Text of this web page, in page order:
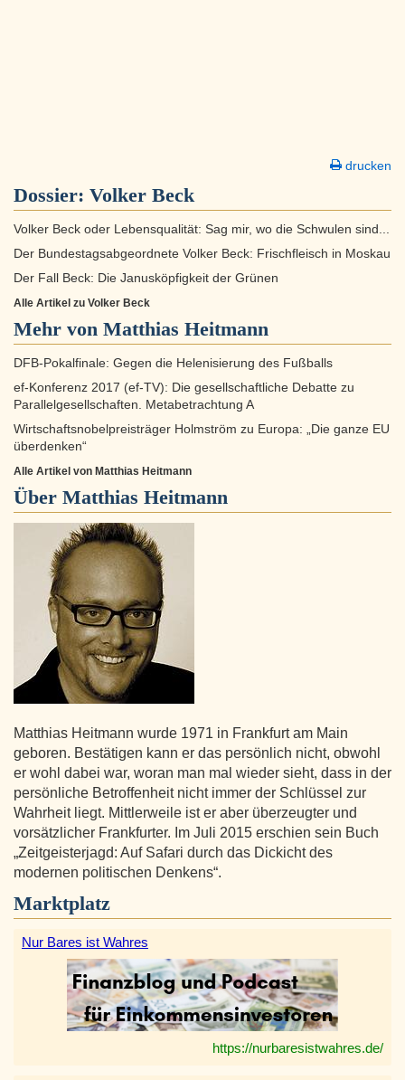
drucken
Dossier: Volker Beck
Volker Beck oder Lebensqualität: Sag mir, wo die Schwulen sind...
Der Bundestagsabgeordnete Volker Beck: Frischfleisch in Moskau
Der Fall Beck: Die Janusköpfigkeit der Grünen
Alle Artikel zu Volker Beck
Mehr von Matthias Heitmann
DFB-Pokalfinale: Gegen die Helenisierung des Fußballs
ef-Konferenz 2017 (ef-TV): Die gesellschaftliche Debatte zu
Parallelgesellschaften. Metabetrachtung A
Wirtschaftsnobelpreisträger Holmström zu Europa: „Die ganze EU
überdenken“
Alle Artikel von Matthias Heitmann
Über Matthias Heitmann
Matthias Heitmann wurde 1971 in Frankfurt am Main
geboren. Bestätigen kann er das persönlich nicht, obwohl
er wohl dabei war, woran man mal wieder sieht, dass in der
persönliche Betroffenheit nicht immer der Schlüssel zur
Wahrheit liegt. Mittlerweile ist er aber überzeugter und
vorsätzlicher Frankfurter. Im Juli 2015 erschien sein Buch
„Zeitgeisterjagd: Auf Safari durch das Dickicht des
modernen politischen Denkens“.
Marktplatz
Nur Bares ist Wahres
https://nurbaresistwahres.de/